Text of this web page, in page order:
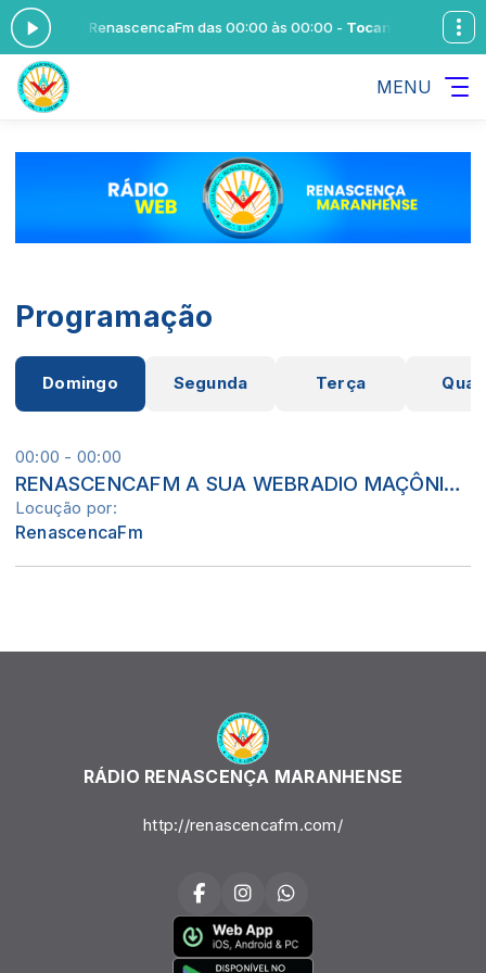
VOCÊ com RenascencaFm das 00:00 às 00:00 - Tocando agora:
MENU
Programação
Domingo Segunda Terça
00:00 - 00:00
RENASCENCAFM A SUA WEBRADIO MAÇÔNICA SEMPRE MAIS PERTO DE VOCÊ
Locução por:
RenascencaFm
RÁDIO RENASCENÇA MARANHENSE
http://renascencafm.com/